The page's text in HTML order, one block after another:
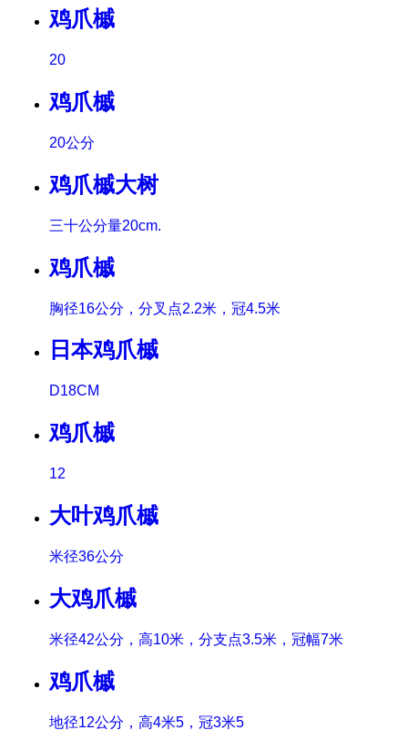
鸡爪槭
20
鸡爪槭
20公分
鸡爪槭大树
三十公分量20cm.
鸡爪槭
胸径16公分，分叉点2.2米，冠4.5米
日本鸡爪槭
D18CM
鸡爪槭
12
大叶鸡爪槭
米径36公分
大鸡爪槭
米径42公分，高10米，分支点3.5米，冠幅7米
鸡爪槭
地径12公分，高4米5，冠3米5